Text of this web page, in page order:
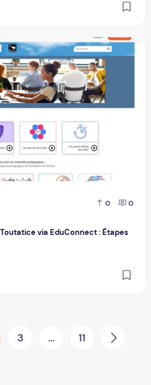
0 0
via EduConnect : Étapes
Toutatice via EduConnect :
3 … 11